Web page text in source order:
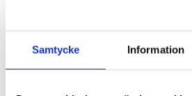
Samtycke Information